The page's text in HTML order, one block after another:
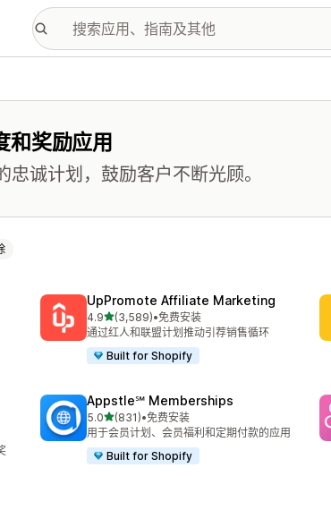
和奖励应用
诚计划，鼓励客户不断光顾。
UpPromote Affiliate Marketing
4.9星（满分 5 星）
(3,589)
总共 3589 条评论
•免费安装
通过红人和联盟计划推动引荐销售循环
Built for Shopify
Appstle℠ Memberships
5.0星（满分 5 星）
(831)
总共 831 条评论
•免费安装
用于会员计划、会员福利和定期付款的应用
Built for Shopify